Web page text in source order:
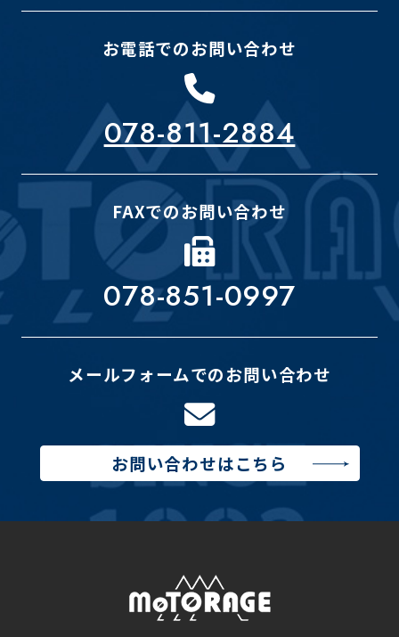
お電話でのお問い合わせ
078-811-2884
FAXでのお問い合わせ
078-851-0997
メールフォームでのお問い合わせ
お問い合わせはこちら